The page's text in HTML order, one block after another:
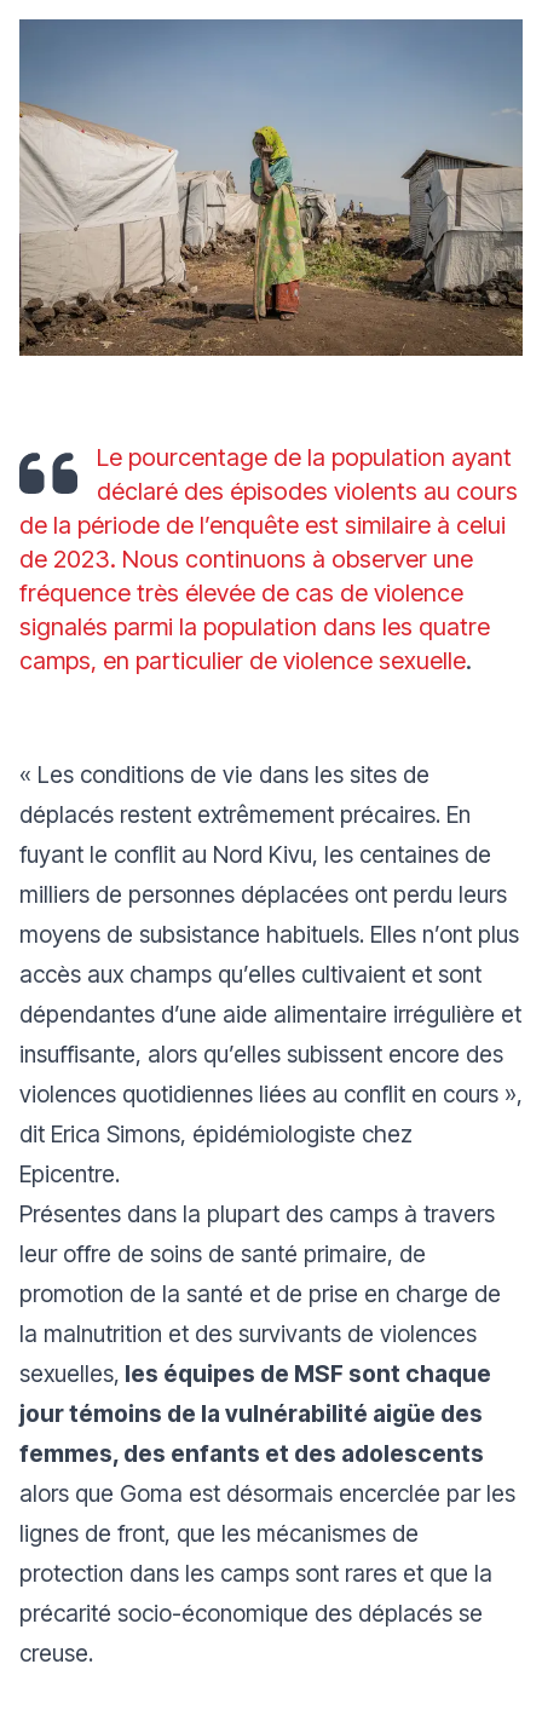
Le pourcentage de la population ayant
déclaré des épisodes violents au cours
de la période de l’enquête est similaire à celui
de 2023. Nous continuons à observer une
fréquence très élevée de cas de violence
signalés parmi la population dans les quatre
camps, en particulier de violence sexuelle.
« Les conditions de vie dans les sites de
déplacés restent extrêmement précaires. En
fuyant le conflit au Nord Kivu, les centaines de
milliers de personnes déplacées ont perdu leurs
moyens de subsistance habituels. Elles n’ont plus
accès aux champs qu’elles cultivaient et sont
dépendantes d’une aide alimentaire irrégulière et
insuffisante, alors qu’elles subissent encore des
violences quotidiennes liées au conflit en cours »,
dit Erica Simons, épidémiologiste chez
Epicentre.
Présentes dans la plupart des camps à travers
leur offre de soins de santé primaire, de
promotion de la santé et de prise en charge de
la malnutrition et des survivants de violences
sexuelles, les équipes de MSF sont chaque
jour témoins de la vulnérabilité aigüe des
femmes, des enfants et des adolescents
alors que Goma est désormais encerclée par les
lignes de front, que les mécanismes de
protection dans les camps sont rares et que la
précarité socio-économique des déplacés se
creuse.